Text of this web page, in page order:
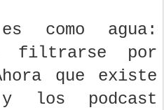
como agua:
filtrarse por
que existe
los podcast